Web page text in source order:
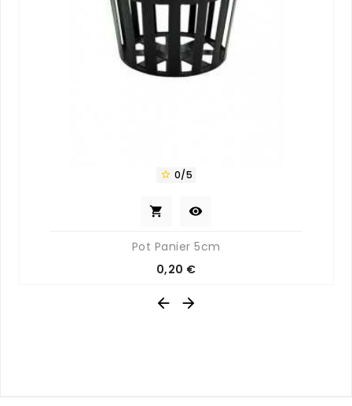
 0/5
 
Pot Panier 5cm
Prix
0,20 €
 